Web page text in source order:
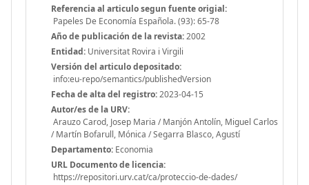
Referencia al articulo segun fuente origial:
Papeles De Economía Española. (93): 65-78
Año de publicación de la revista:2002
Entidad: Universitat Rovira i Virgili
Versión del articulo depositado:
info:eu-repo/semantics/publishedVersion
Fecha de alta del registro:2023-04-15
Autor/es de la URV:
Arauzo Carod, Josep Maria / Manjón Antolín, Miguel Carlos
/ Martín Bofarull, Mónica / Segarra Blasco, Agustí
Departamento: Economia
URL Documento de licencia:
https://repositori.urv.cat/ca/proteccio-de-dades/